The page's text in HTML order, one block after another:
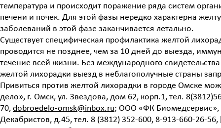
температура и происходит поражение ряда систем
печени и почек. Для этой фазы нередко характерна
заболеваний в этой фазе заканчивается летально.
Существует специфическая профилактика желтой
проводится не позднее, чем за 10 дней до выезда,
течение всей жизни. Без международного
желтой лихорадки выезд в неблагополучные страны
Привиться против желтой лихорадки в городе Омске
дело», г. Омск, ул. Звездова, дом 62, корп.1, тел.
70, dobroedelo-omsk@inbox.ru; ООО «ФК Биомедсервис»,
Декабристов, д.45, тел. 8 (3812) 352-600, 8-913-660-26-56,